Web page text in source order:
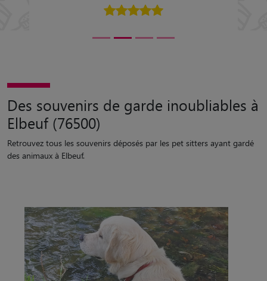
Des souvenirs de garde inoubliables à
Elbeuf (76500)
Retrouvez tous les souvenirs déposés par les pet sitters ayant gardé
des animaux à Elbeuf.